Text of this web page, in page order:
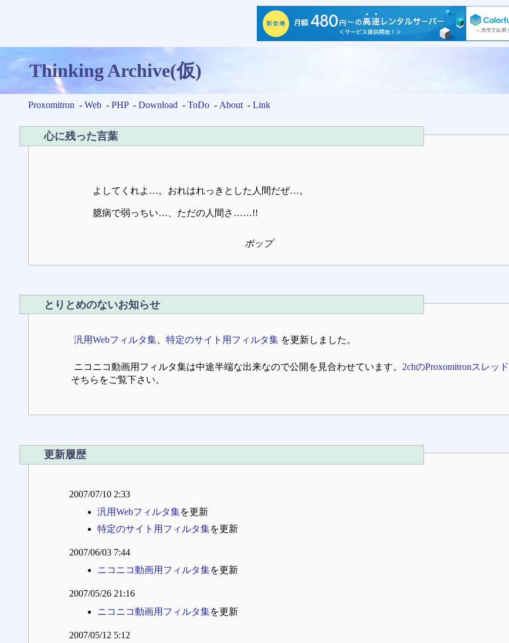
Thinking Archive(仮)
Proxomitron - Web - PHP- Download - ToDo - About - Link
心に残った言葉
よしてくれよ…。おれはれっきとした人間だぜ…。
臆病で弱っちい…、ただの人間さ……!!
ポップ
とりとめのないお知らせ
汎用Webフィルタ集、 特定のサイト用フィルタ集を更新しました。
ニコニコ動画用フィルタ集は中途半端な出来なので公開を見合わせています。 2chのProxomitronスレッド
そちらをご覧下さい。
更新履歴
2007/07/10 2:33
汎用Webフィルタ集を更新
特定のサイト用フィルタ集を更新
2007/06/03 7:44
ニコニコ動画用フィルタ集を更新
2007/05/26 21:16
ニコニコ動画用フィルタ集を更新
2007/05/12 5:12